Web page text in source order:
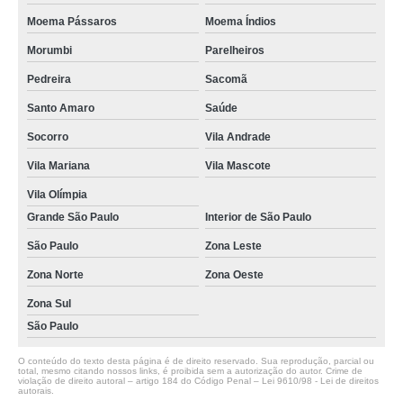
Moema Pássaros Moema Índios
Morumbi Parelheiros
Pedreira Sacomã
Santo Amaro Saúde
Socorro Vila Andrade
Vila Mariana Vila Mascote
Vila Olímpia
Grande São Paulo
Interior de São Paulo
São Paulo Zona Leste
Zona Norte Zona Oeste
Zona Sul
São Paulo
O conteúdo do texto desta página é de direito reservado. Sua reprodução, parcial ou
total, mesmo citando nossos links, é proibida sem a autorização do autor. Crime de
violação de direito autoral – artigo 184 do Código Penal – Lei 9610/98 - Lei de direitos
autorais